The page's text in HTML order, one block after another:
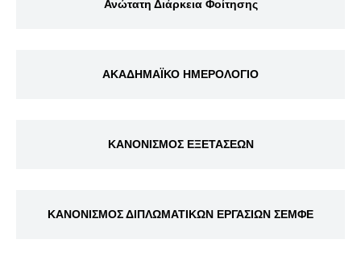
Ανώτατη Διάρκεια Φοίτησης
ΑΚΑΔΗΜΑΪΚΟ ΗΜΕΡΟΛΟΓΙΟ
ΚΑΝΟΝΙΣΜΟΣ ΕΞΕΤΑΣΕΩΝ
ΚΑΝΟΝΙΣΜΟΣ ΔΙΠΛΩΜΑΤΙΚΩΝ ΕΡΓΑΣΙΩΝ ΣΕΜΦΕ